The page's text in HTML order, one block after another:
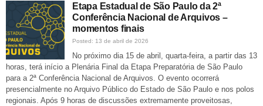
Etapa Estadual de São Paulo da 2ª
Conferência Nacional de Arquivos –
momentos finais
Posted: 13 de abril de 2026
No próximo dia 15 de abril, quarta-feira, a partir das 13
horas, terá início a Plenária Final da Etapa Preparatória de São Paulo
para a 2ª Conferência Nacional de Arquivos. O evento ocorrerá
presencialmente no Arquivo Público do Estado de São Paulo e nos polos
regionais. Após 9 horas de discussões extremamente proveitosas,